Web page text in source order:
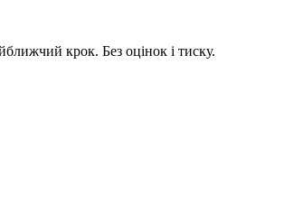
крок. Без оцінок і тиску.